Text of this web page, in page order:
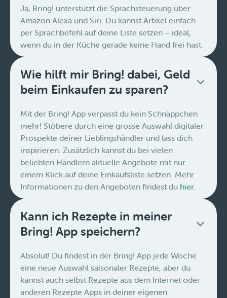
Ja, Bring! unterstützt die Sprachsteuerung über
Amazon Alexa und Siri. Du kannst Artikel einfach
per Sprachbefehl auf deine Liste setzen – ideal,
wenn du in der Küche gerade keine Hand frei hast.
Wie hilft mir Bring! dabei, Geld
beim Einkaufen zu sparen?
Mit der Bring! App verpasst du kein Schnäppchen
mehr! Stöbere durch eine grosse Auswahl digitaler
Prospekte deiner Lieblingshändler und lass dich
inspirieren. Zusätzlich kannst du bei vielen
beliebten Händlern aktuelle Angebote mit nur
einem Klick auf deine Einkaufsliste setzen. Mehr
Informationen zu den Angeboten findest du hier.
Kann ich Rezepte in meiner
Bring! App speichern?
Absolut! Du findest in der Bring! App jede Woche
eine neue Auswahl saisonaler Rezepte, aber du
kannst auch selbst Rezepte aus dem Internet oder
anderen Rezepte Apps in deiner eigenen